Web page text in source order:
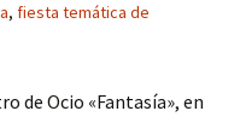
, fiesta temática de
de Ocio «Fantasía», en